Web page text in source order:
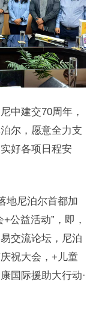
中建交70周年，
尔，愿意全力支
好各项日程安
地尼泊尔首都加
公益活动”，即，
交流论坛，尼泊
祝大会，+儿童
国际援助大行动·